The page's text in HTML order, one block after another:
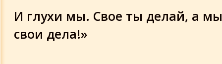
И глухи мы. Свое ты делай, а
свои дела!»